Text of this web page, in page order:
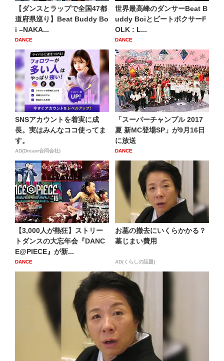
【ダンスとラップで全国47都
道府県巡り】Beat Buddy Bo
i –NAKA...
DANCE
世界最高峰のダンサーBeat B
uddy BoiとビートボクサーF
OLK : L...
DANCE
SNSアカウントを着実に成
長。実はみんなココ使ってま
す。
AD(Dreaw合同会社)
「スーパーチャンプル 2017
夏 新MC登場SP」が9月16日
に放送
DANCE
​【3,000人が熱狂】ストリー
トダンスの大忘年会『DANC
E@PIECE』が新...
DANCE
お墓の撤去にいくらかかる？
墓じまい費用
AD(くらしの話題)